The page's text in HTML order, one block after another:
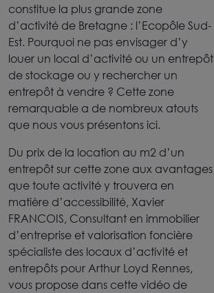
constitue la plus grande zone
d’activité de Bretagne : l’Ecopôle Sud-
Est. Pourquoi ne pas envisager d’y
louer un local d’activité ou un entrepôt
de stockage ou y rechercher un
entrepôt à vendre ? Cette zone
remarquable a de nombreux atouts
que nous vous présentons ici.
Du prix de la location au m2 d’un
entrepôt sur cette zone aux avantages
que toute activité y trouvera en
matière d’accessibilité, Xavier
FRANCOIS, Consultant en immobilier
d’entreprise et valorisation foncière
spécialiste des locaux d’activité et
entrepôts pour Arthur Loyd Rennes,
vous propose dans cette vidéo de